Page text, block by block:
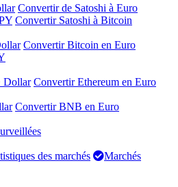
Convertir de Satoshi à Euro
Convertir Satoshi à Bitcoin
Convertir Bitcoin en Euro
Dollar Convertir Ethereum en Euro
Convertir BNB en Euro
des marchés
Marchés